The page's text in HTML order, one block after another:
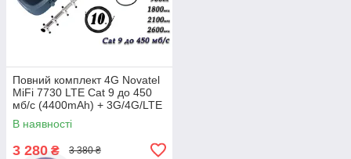
Повний комплект 4G Novatel
MiFi 7730 LTE Cat 9 до 450
мб/с (4400mAh) + 3G/4G/LTE
антена 21 дб (KS, VD, Life)
укр
В наявності
3 280 ₴ 3 380 ₴